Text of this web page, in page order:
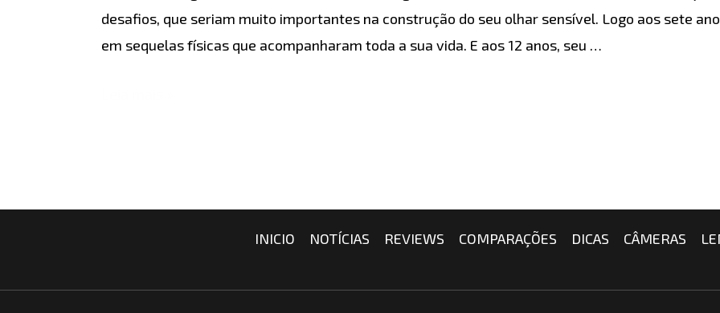
desafios, que seriam muito importantes na construção do seu olhar sensível. Logo aos sete
em sequelas físicas que acompanharam toda a sua vida. E aos 12 anos, seu …
Dica
Histórica
INICIO NOTÍCIAS REVIEWS COMPARAÇÕES DICAS CÂMERAS